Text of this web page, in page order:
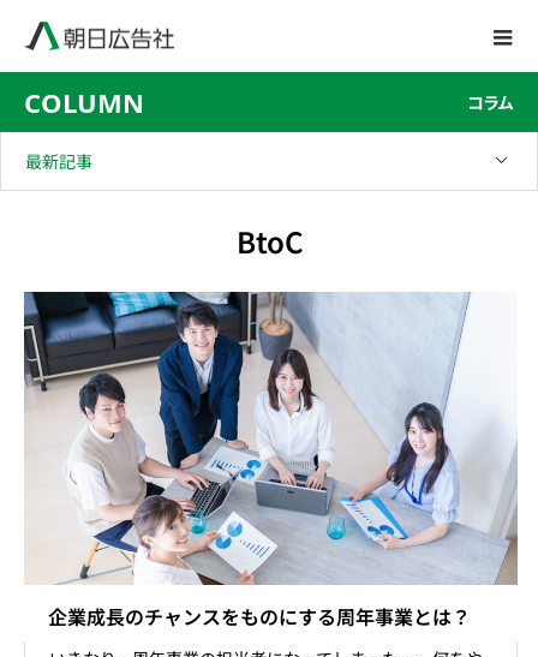
COLUMN コラム
最新記事
BtoC
企業成長のチャンスをものにする周年事業とは？